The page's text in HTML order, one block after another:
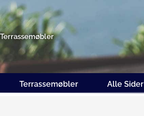
til
indholdet
Terrassemøbler
Terrassemøbler Alle Sider